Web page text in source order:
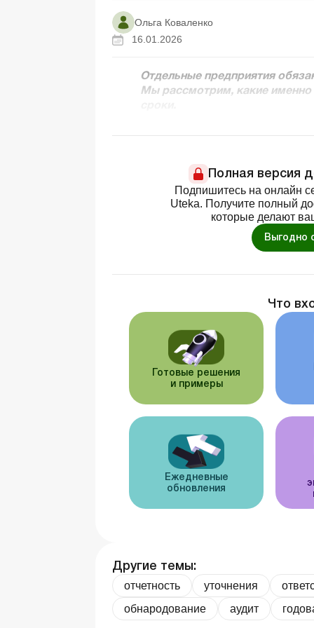
Ольга Коваленко
16.01.2026
Отдельные предприятия
Мы рассмотрим, какие именно
Полная версия
Подпишитесь на онлайн
Uteka. Получите полный
которые делают
Выгодно
Что
Готовые решения
и примеры
Ежедневные
обновления
Другие темы:
отчетность уточнения
обнародование
аудит